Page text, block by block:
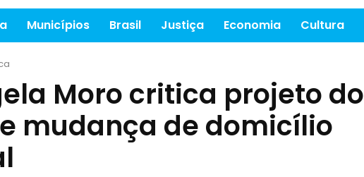
Municípios Brasil Justiça Economia Cultura
Moro critica projeto do
mudança de domicílio